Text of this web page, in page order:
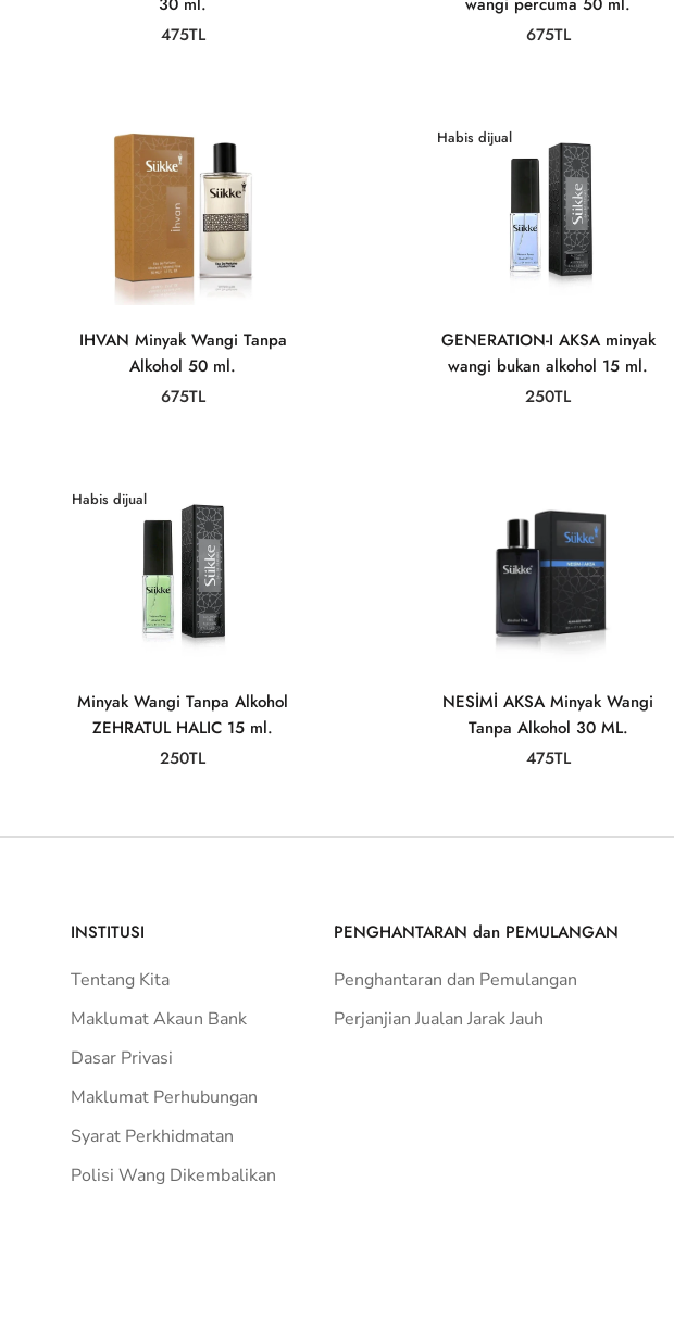
475TL
675TL
IHVAN Minyak Wangi Tanpa
Alkohol 50 ml.
675TL
Habis dijual
GENERATION-I AKSA minyak
wangi bukan alkohol 15 ml.
250TL
Habis dijual
Minyak Wangi Tanpa Alkohol
ZEHRATUL HALIC 15 ml.
250TL
NESİMİ AKSA Minyak Wangi
Tanpa Alkohol 30 ML.
475TL
INSTITUSI
Tentang Kita
Maklumat Akaun Bank
Dasar Privasi
Maklumat Perhubungan
Syarat Perkhidmatan
Polisi Wang Dikembalikan
PENGHANTARAN dan PEMULANGAN
Penghantaran dan Pemulangan
Perjanjian Jualan Jarak Jauh